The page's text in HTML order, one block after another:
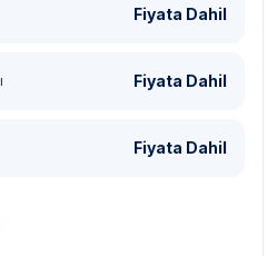
Fiyata Dahil
Fiyata Dahil
Fiyata Dahil